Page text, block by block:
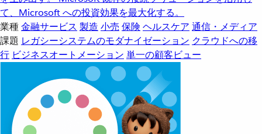
て、Microsoft への投資効果を最大化する。
業種金融サービス 製造 小売 保険 ヘルスケア 通信・メディア
課題 レガシーシステムのモダナイゼーション クラウドへの移
行 ビジネスオートメーション 単一の顧客ビュー